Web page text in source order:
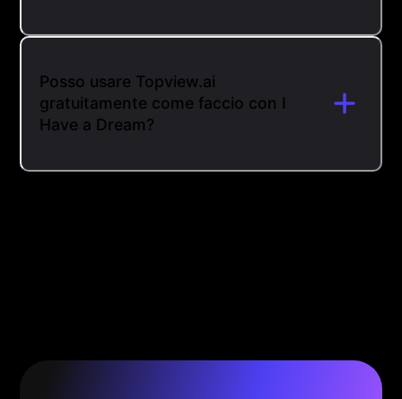
Posso usare Topview.ai
gratuitamente come faccio con I
Have a Dream?